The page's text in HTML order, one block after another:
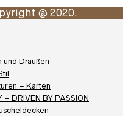
@ 2020.
und Draußen
– Karten
– DRIVEN BY PASSION